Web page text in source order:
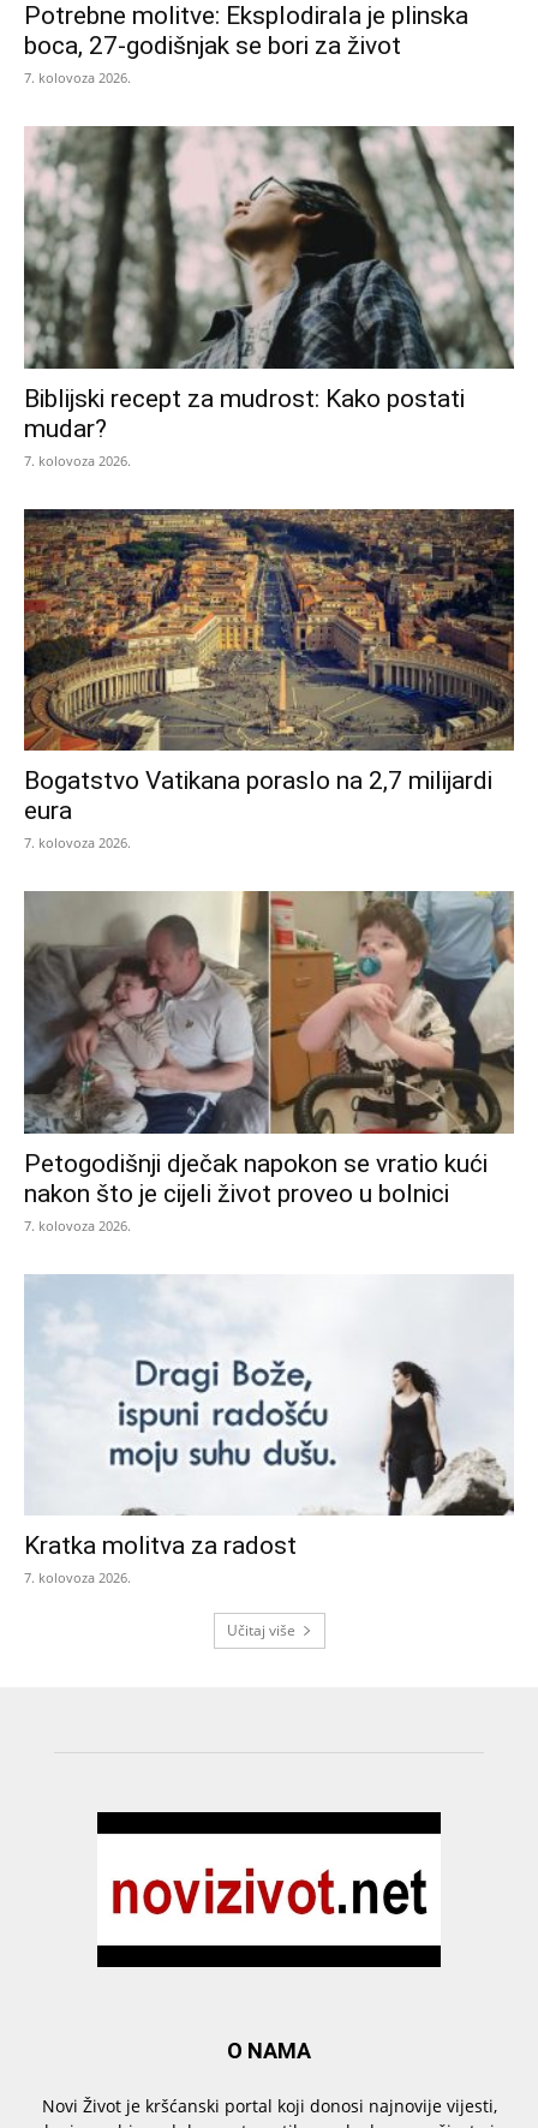
Potrebne molitve: Eksplodirala je plinska
boca, 27-godišnjak se bori za život
7. kolovoza 2026.
Biblijski recept za mudrost: Kako postati
mudar?
7. kolovoza 2026.
Bogatstvo Vatikana poraslo na 2,7 milijardi
eura
7. kolovoza 2026.
Petogodišnji dječak napokon se vratio kući
nakon što je cijeli život proveo u bolnici
7. kolovoza 2026.
Kratka molitva za radost
7. kolovoza 2026.
Učitaj više
O NAMA
Novi Život je kršćanski portal koji donosi najnovije vijesti,